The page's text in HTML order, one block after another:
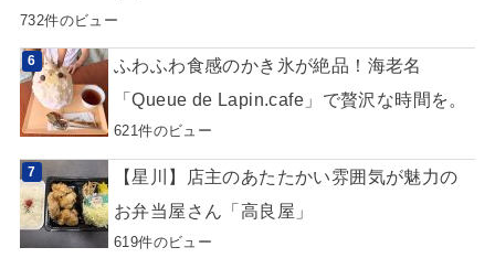
732件のビュー
ふわふわ食感のかき氷が絶品！海老名
「Queue de Lapin.cafe」で贅沢な時間を。
621件のビュー
【星川】店主のあたたかい雰囲気が魅力の
お弁当屋さん「高良屋」
619件のビュー